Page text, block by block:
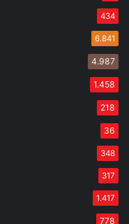
434
6.841
4.987
1.458
218
36
348
317
1.417
778